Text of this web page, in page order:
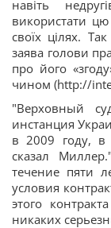
навіть
використати
своїх цілях.
заява голови
про його
чином (http://
"Верховный
инстанция
в 2009 году, в
сказал
течение пяти
условия
этого
никаких